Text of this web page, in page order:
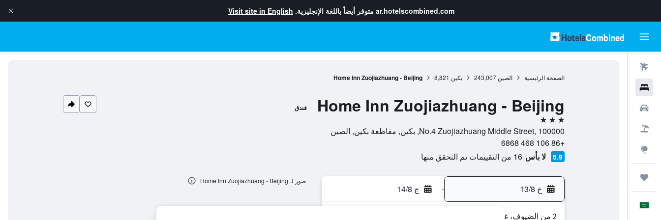
ar.hotelscombined.com متوفر أيضاً باللغة الإنجليزية. Visit site in English
الصفحة الرئيسية الصين 243,007 بكين 8,821
Home Inn Zuojiazhuang - Beijing
Home Inn Zuojiazhuang - Beijing فندق
3 نجوم
No.4 Zuojiazhuang Middle Street, 100000, بكين, مقاطعة بكين, الصين
+86 106 468 6868
5.9 لا بأس 16 من التقييمات تم التحقق منها
خ 13/8 - ج 14/8
2 من الضيوف، غرفة واحدة
صور لـ Home Inn Zuojiazhuang - Beijing